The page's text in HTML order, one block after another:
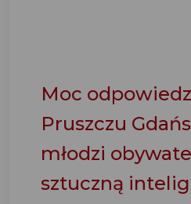
Moc
Pruszczu
młodzi
sztuczną